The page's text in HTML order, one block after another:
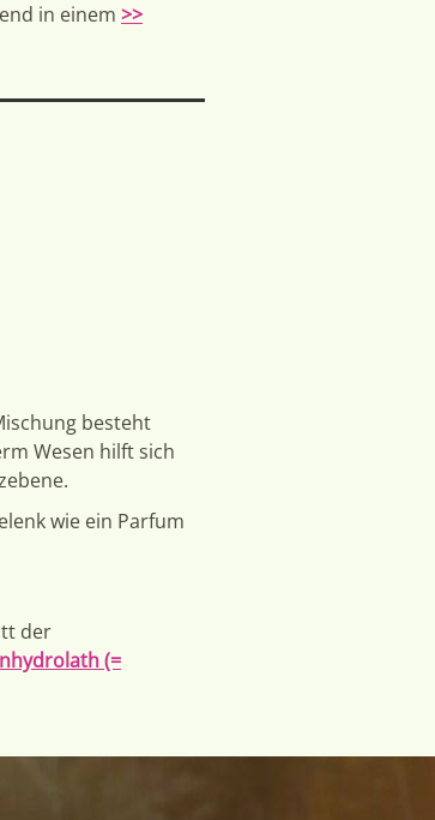
in einem >>
besteht
Wesen hilft sich
wie ein Parfum
der
(=